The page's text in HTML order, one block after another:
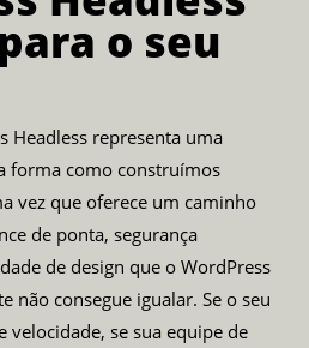
o seu
Headless representa uma
forma como construímos
vez que oferece um caminho
de ponta, segurança
de design que o WordPress
não consegue igualar. Se o seu
velocidade, se sua equipe de